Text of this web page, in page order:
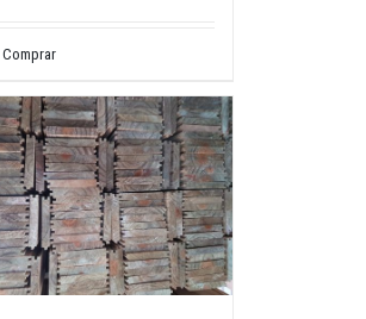
Comprar